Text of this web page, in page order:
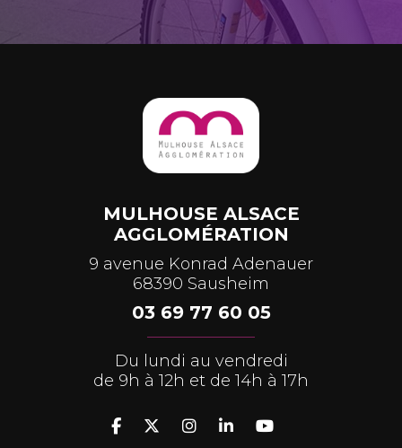
MULHOUSE ALSACE
AGGLOMÉRATION
9 avenue Konrad Adenauer
68390 Sausheim
03 69 77 60 05
Du lundi au vendredi
de 9h à 12h et de 14h à 17h